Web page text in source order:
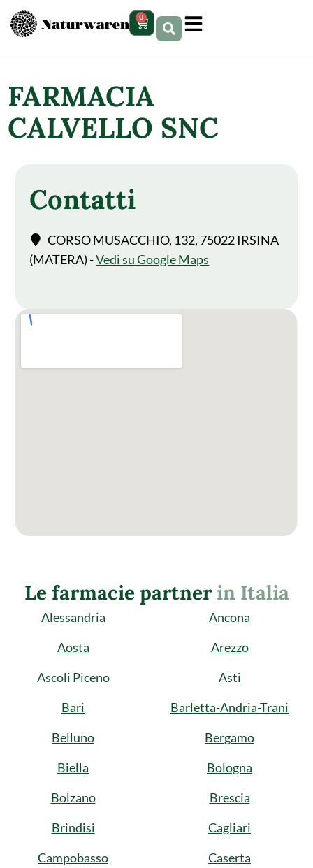
contenuto 0
FARMACIA
CALVELLO SNC
Contatti
CORSO MUSACCHIO, 132, 75022 IRSINA
(MATERA) -Vedi su Google Maps
Le farmacie partnerin Italia
Alessandria
Ancona
Aosta
Arezzo
Ascoli Piceno
Asti
Bari
Barletta-Andria-Trani
Belluno
Bergamo
Biella
Bologna
Bolzano
Brescia
Brindisi
Cagliari
Campobasso
Caserta